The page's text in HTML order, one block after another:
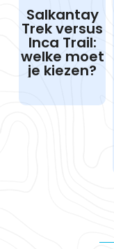
Salkantay
Trek versus
Inca Trail:
welke moet
je kiezen?